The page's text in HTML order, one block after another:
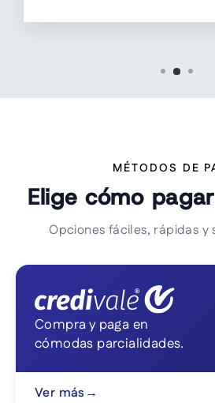
MÉTODOS DE
Elige cómo
Opciones fáciles, rápidas y
Compra y paga en
cómodas parcialidades.
Ver más →